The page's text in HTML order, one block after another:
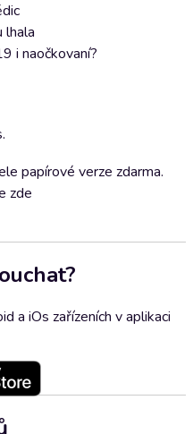
lhala
i naočkovaní?
papírové verze zdarma.
zde
a iOs zařízeních v aplikaci